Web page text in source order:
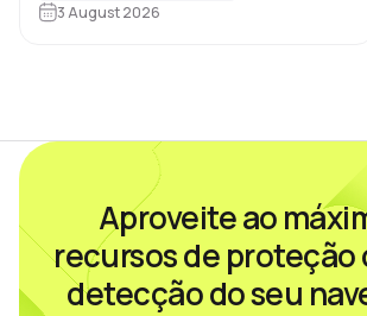
falarmos de marketing nas redes
3 August 2026
Aproveite ao
recursos de proteção
detecção do seu